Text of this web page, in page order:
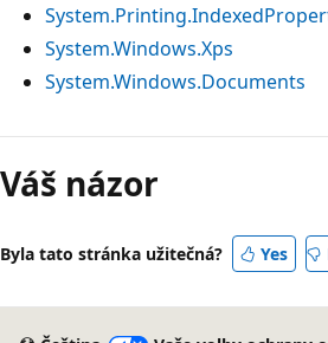
System.Windows.Xps
System.Windows.Documents
Váš názor
Byla tato stránka užitečná? Yes